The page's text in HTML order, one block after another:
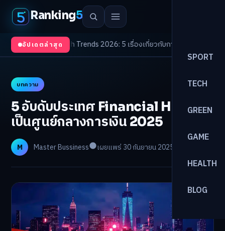
Ranking5
SPORT
TECH
GREEN
GAME
HEALTH
BLOG
อัปเดตล่าสุด
จับตา/Health Trends 2026: 5 เรื่องเกี่ยวกับการแพทย์ที่ควรรู้
บทความ
5 อับดับประเทศ Financial Hub เพื่อ
เป็นศูนย์กลางการเงิน 2025
M Master Bussiness เผยแพร่ 30 กันยายน 2025